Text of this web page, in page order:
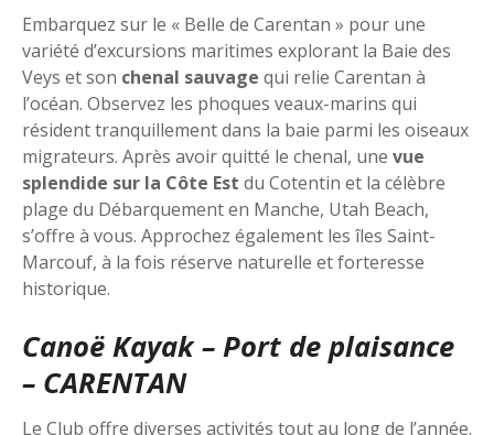
Embarquez sur le « Belle de Carentan » pour une
variété d’excursions maritimes explorant la Baie des
Veys et son chenal sauvage qui relie Carentan à
l’océan. Observez les phoques veaux-marins qui
résident tranquillement dans la baie parmi les oiseaux
migrateurs. Après avoir quitté le chenal, une vue
splendide sur la Côte Est du Cotentin et la célèbre
plage du Débarquement en Manche, Utah Beach,
s’offre à vous. Approchez également les îles Saint-
Marcouf, à la fois réserve naturelle et forteresse
historique.
Canoë Kayak – Port de plaisance
– CARENTAN
Le Club offre diverses activités tout au long de l’année.